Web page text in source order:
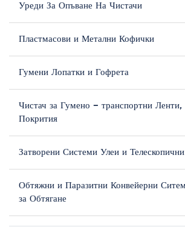
Уреди За Опъване На Чистачи
Пластмасови и Метални Кофички
Гумени Лопатки и Гофрета
Чистач за Гумено – транспортни
Покрития
Затворени Системи Улеи и
Обтяжни и Паразитни Конвейерни
за Обтягане